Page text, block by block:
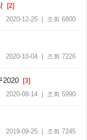
[2]
2020-12-25 | 조회 6800
2020-10-04 | 조회 7226
2020 [3]
2020-08-14 | 조회 5990
2019-09-25 | 조회 7245